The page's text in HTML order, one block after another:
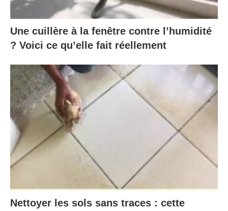
Une cuillère à la fenêtre contre l’humidité
? Voici ce qu’elle fait réellement
Nettoyer les sols sans traces : cette